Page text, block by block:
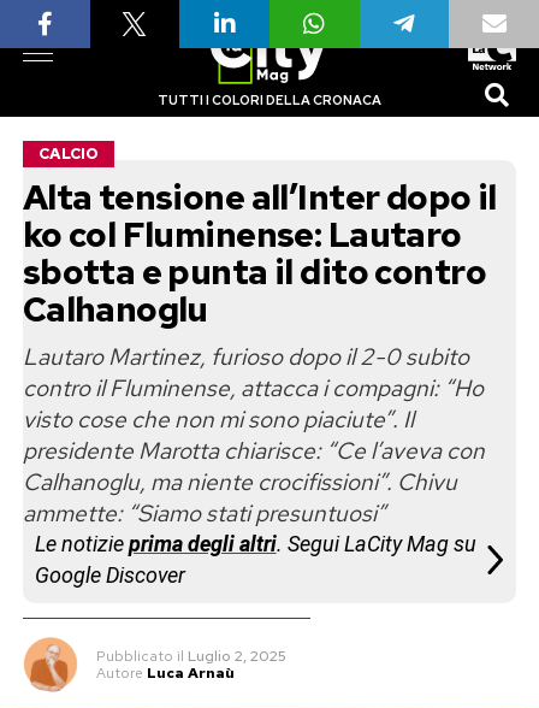
TUTTI I COLORI DELLA CRONACA
CALCIO
Alta tensione all’Inter dopo il
ko col Fluminense: Lautaro
sbotta e punta il dito contro
Calhanoglu
Lautaro Martinez, furioso dopo il 2-0 subito
contro il Fluminense, attacca i compagni: “Ho
visto cose che non mi sono piaciute”. Il
presidente Marotta chiarisce: “Ce l’aveva con
Calhanoglu, ma niente crocifissioni”. Chivu
ammette: “Siamo stati presuntuosi”
Le notizieprima degli altri. Segui LaCity Mag su
Google Discover
Pubblicato il Luglio 2, 2025
Autore Luca Arnaù